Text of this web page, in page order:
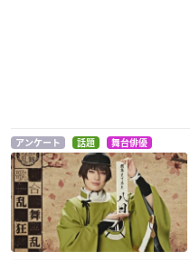
アンケート 話題 舞台俳優